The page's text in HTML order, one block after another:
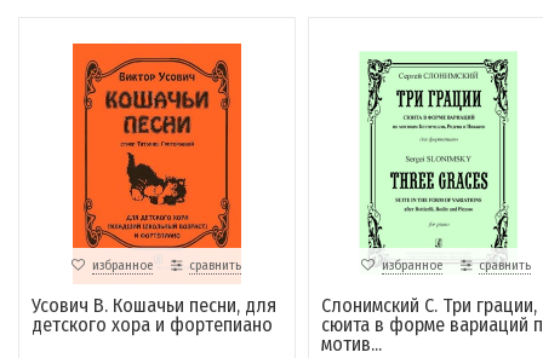
избранное сравнить
Усович В. Кошачьи песни, для
детского хора и фортепиано
избранное сравнить
Слонимский С. Три грации,
сюита в форме вариаций
мотив...